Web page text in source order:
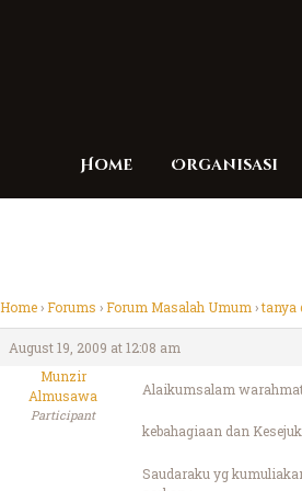
Home Organisasi
Home›Forums ›Forum Masalah Umum ›tanya
August 19, 2009 at 12:08 am
Munzir
Almusawa
Participant
Alaikumsalam
kebahagiaan dan
Saudaraku yg